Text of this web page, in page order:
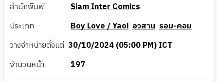
สำนักพิมพ์
Siam Inter Comics
ประเภท
Boy Love / Yaoi อวสาน รอม-คอม
วางจำหน่ายตั้งแต่ 30/10/2024 (05:00 PM) ICT
จำนวนหน้า
197